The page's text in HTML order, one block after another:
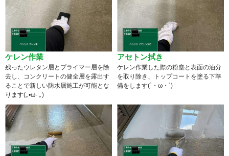
ケレン作業
残ったウレタン層とプライマー層を除
去し、コンクリートの健全層を露出す
ることで新しい防水層施工が可能とな
ります(｡•ω- ｡)
アセトン拭き
ケレン作業した際の粉塵と表面の油分
を取り除き、トップコートを塗る下準
備をします(`・ω・´)